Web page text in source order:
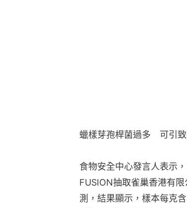
蠟樣芽孢桿菌過多　可引
食物安全中心發言人表示
FUSION抽取雀巢香港有
測，結果顯示，樣本每克